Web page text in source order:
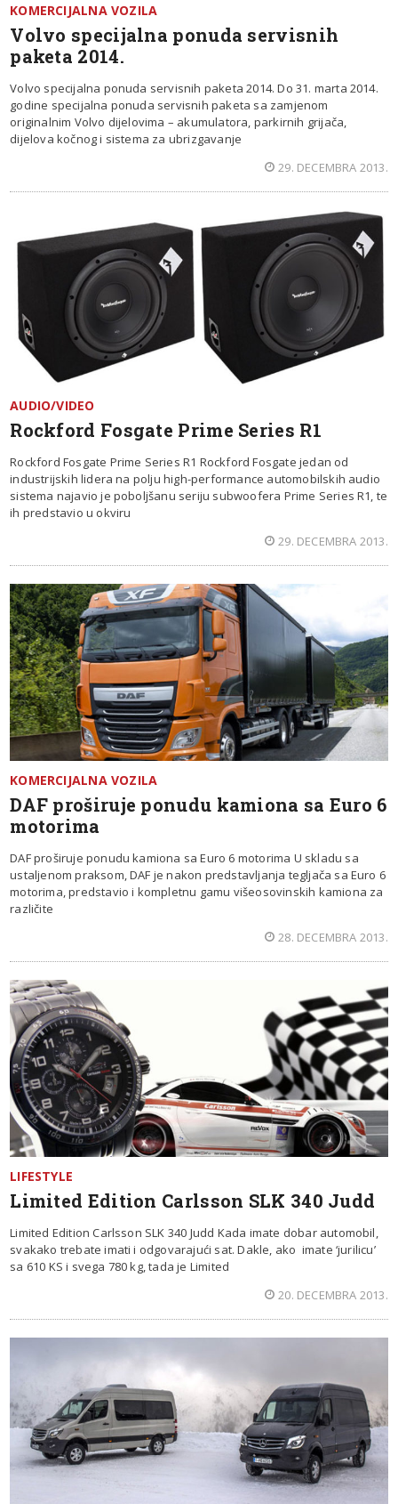
KOMERCIJALNA VOZILA
Volvo specijalna ponuda servisnih
paketa 2014.
Volvo specijalna ponuda servisnih paketa 2014. Do 31. marta 2014.
godine specijalna ponuda servisnih paketa sa zamjenom
originalnim Volvo dijelovima – akumulatora, parkirnih grijača,
dijelova kočnog i sistema za ubrizgavanje
29. DECEMBRA 2013.
AUDIO/VIDEO
Rockford Fosgate Prime Series R1
Rockford Fosgate Prime Series R1 Rockford Fosgate jedan od
industrijskih lidera na polju high-performance automobilskih audio
sistema najavio je poboljšanu seriju subwoofera Prime Series R1, te
ih predstavio u okviru
29. DECEMBRA 2013.
KOMERCIJALNA VOZILA
DAF proširuje ponudu kamiona sa Euro 6
motorima
DAF proširuje ponudu kamiona sa Euro 6 motorima U skladu sa
ustaljenom praksom, DAF je nakon predstavljanja tegljača sa Euro 6
motorima, predstavio i kompletnu gamu višeosovinskih kamiona za
različite
28. DECEMBRA 2013.
LIFESTYLE
Limited Edition Carlsson SLK 340 Judd
Limited Edition Carlsson SLK 340 Judd Kada imate dobar automobil,
svakako trebate imati i odgovarajući sat. Dakle, ako imate ‘jurilicu’
sa 610 KS i svega 780 kg, tada je Limited
20. DECEMBRA 2013.